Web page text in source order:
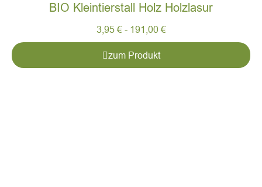
BIO Kleintierstall Holz Holzlasur
3,95 € - 191,00 €
zum Produkt